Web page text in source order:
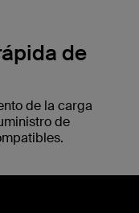
de
de la carga
de